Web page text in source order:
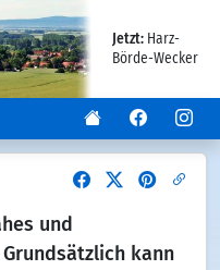
Jetzt:Harz-
Börde-Wecker
und
kann